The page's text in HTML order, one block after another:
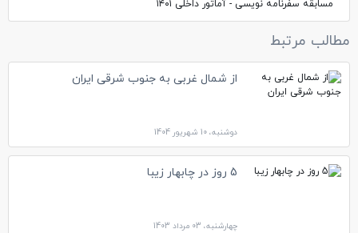
مسابقه سفرنامه نویسی - آماتور داخلی ۱۴۰۱
مطالب مرتبط
از شمال غربی به جنوب شرقی ایران
دوشنبه، 10 شهریور 1404
5 روز در چابهار زیبا
چهارشنبه، 03 مرداد 1403